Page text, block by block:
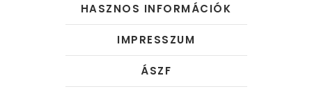
HASZNOS INFORMÁCIÓK
IMPRESSZUM
ÁSZF